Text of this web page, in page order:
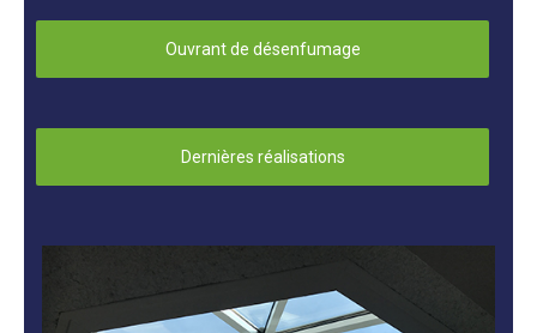
Ouvrant de désenfumage
Dernières réalisations